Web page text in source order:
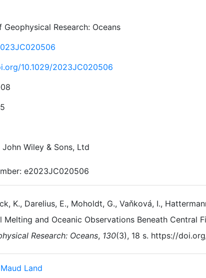
Geophysical Research: Oceans
10.1029/2023JC020506
John Wiley & Sons, Ltd
e2023JC020506
K., Darelius, E., Moholdt, G., Vaňková, I.,
Melting and Oceanic Observations Beneath Central
Research: Oceans, 130(3), 18 s. https://
Land